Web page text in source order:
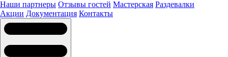
Наши партнеры Отзывы гостей Мастерская Раздевалки
Акции Документация Контакты